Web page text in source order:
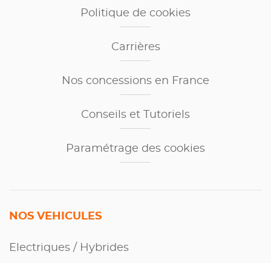
Politique de cookies
Carrières
Nos concessions en France
Conseils et Tutoriels
Paramétrage des cookies
NOS VEHICULES
Electriques / Hybrides